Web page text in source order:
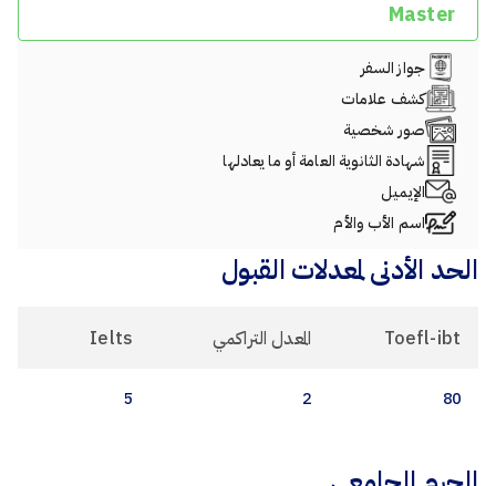
Master
جواز السفر
كشف علامات
صور شخصية
شهادة الثانوية العامة أو ما يعادلها
الإيميل
اسم الأب والأم
الحد الأدنى لمعدلات القبول
Toefl-ibt المعدل التراكمي Ielts
80
2
5